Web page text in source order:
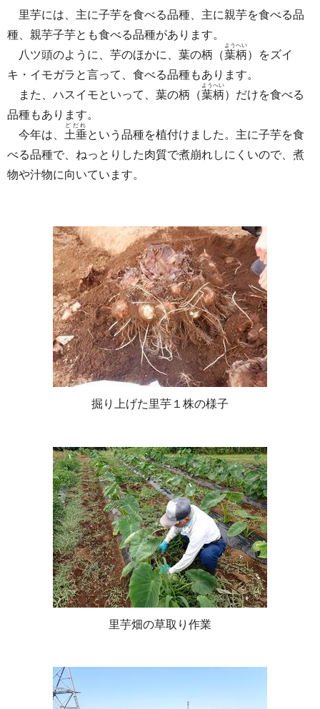
里芋には、主に子芋を食べる品種、主に親芋を食べる品
種、親芋子芋とも食べる品種があります。
八ツ頭のように、芋のほかに、葉の柄（葉柄
ようへい
）をズイ
キ・イモガラと言って、食べる品種もあります。
また、ハスイモといって、葉の柄（葉柄
ようへい
）だけを食べる
品種もあります。
今年は、 土垂
どだれ
という品種を植付けました。主に子芋を食
べる品種で、ねっとりした肉質で煮崩れしにくいので、煮
物や汁物に向いています。
掘り上げた里芋１株の様子
里芋畑の草取り作業